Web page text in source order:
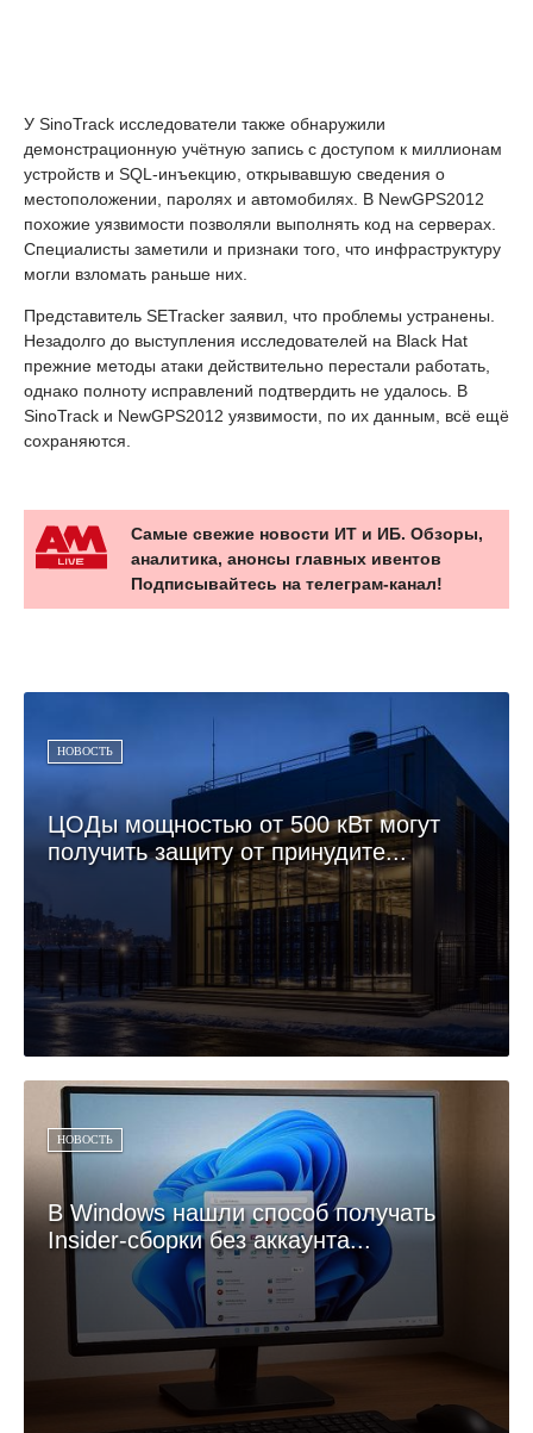
У SinoTrack исследователи также обнаружили
демонстрационную учётную запись с доступом к миллионам
устройств и SQL-инъекцию, открывавшую сведения о
местоположении, паролях и автомобилях. В NewGPS2012
похожие уязвимости позволяли выполнять код на серверах.
Специалисты заметили и признаки того, что инфраструктуру
могли взломать раньше них.
Представитель SETracker заявил, что проблемы устранены.
Незадолго до выступления исследователей на Black Hat
прежние методы атаки действительно перестали работать,
однако полноту исправлений подтвердить не удалось. В
SinoTrack и NewGPS2012 уязвимости, по их данным, всё ещё
сохраняются.
Самые свежие новости ИТ и ИБ. Обзоры,
аналитика, анонсы главных ивентов
Подписывайтесь на телеграм-канал!
НОВОСТЬ
ЦОДы мощностью от 500 кВт могут
получить защиту от принудите...
НОВОСТЬ
В Windows нашли способ получать
Insider-сборки без аккаунта...